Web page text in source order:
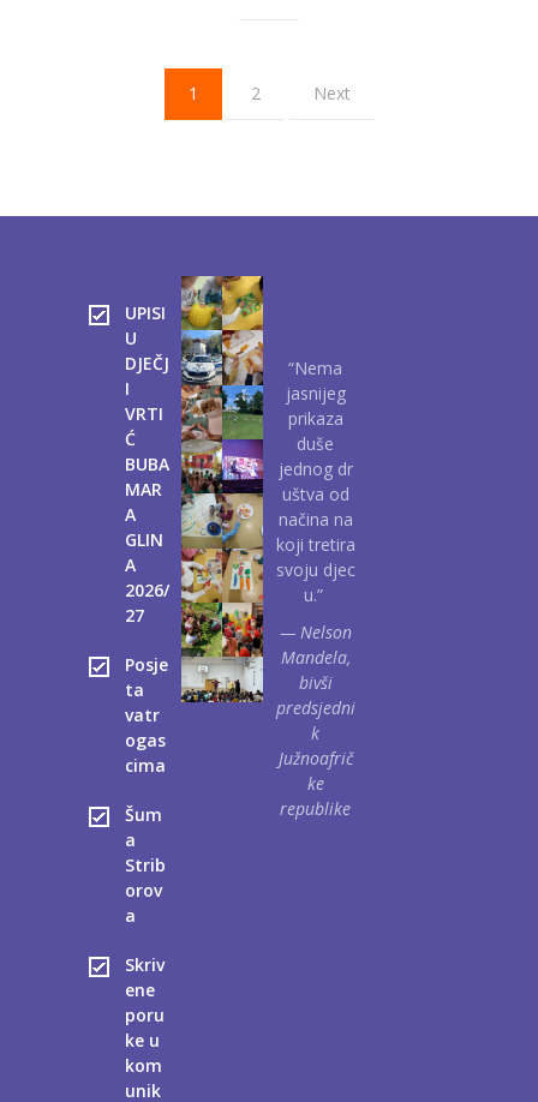
1 2 Next
UPISI
U
DJEČJ
I
VRTI
Ć
BUBA
MAR
A
GLIN
A
2026/
27
Posje
ta
vatr
ogas
cima
Šum
a
Strib
orov
a
Skriv
ene
poru
ke u
kom
unik
“Nema
jasnijeg
prikaza
duše
jednog dr
uštva od
načina na
koji tretira
svoju djec
u.”
— Nelson
Mandela,
bivši
predsjedni
k
Južnoafrič
ke
republike